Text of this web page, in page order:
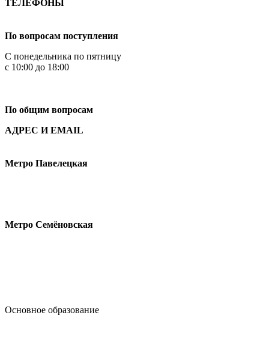
ТЕЛЕФОНЫ
По вопросам поступления
С понедельника по пятницу
с 10:00 до 18:00
По общим вопросам
АДРЕС И EMAIL
Метро Павелецкая
Метро Семёновская
Основное образование